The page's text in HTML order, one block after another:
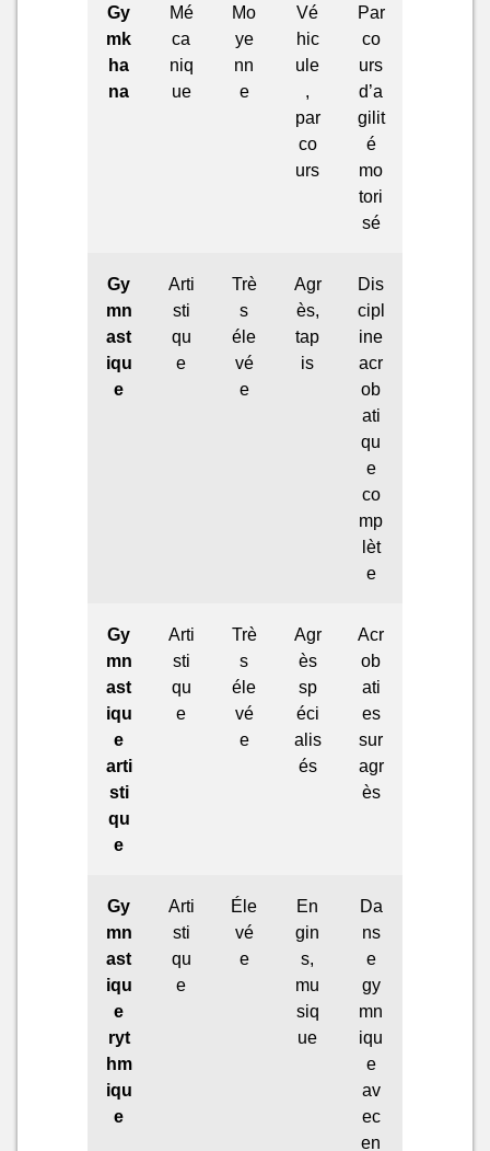
Gy
mk
ha
na
Mé
ca
niq
ue
Mo
ye
nn
e
Vé
hic
ule
,
par
co
urs
Par
co
urs
d’a
gilit
é
mo
tori
sé
Gy
mn
ast
iqu
e
Arti
sti
qu
e
Trè
s
éle
vé
e
Agr
ès,
tap
is
Dis
cipl
ine
acr
ob
ati
qu
e
co
mp
lèt
e
Gy
mn
ast
iqu
e
arti
sti
qu
e
Arti
sti
qu
e
Trè
s
éle
vé
e
Agr
ès
sp
éci
alis
és
Acr
ob
ati
es
sur
agr
ès
Gy
mn
ast
iqu
e
ryt
hm
iqu
e
Arti
sti
qu
e
Éle
vé
e
En
gin
s,
mu
siq
ue
Da
ns
e
gy
mn
iqu
e
av
ec
en